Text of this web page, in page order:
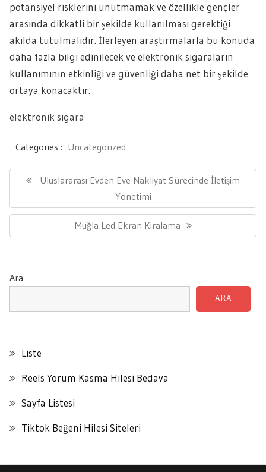
potansiyel risklerini unutmamak ve özellikle gençler
arasında dikkatli bir şekilde kullanılması gerektiği
akılda tutulmalıdır. İlerleyen araştırmalarla bu konuda
daha fazla bilgi edinilecek ve elektronik sigaraların
kullanımının etkinliği ve güvenliği daha net bir şekilde
ortaya konacaktır.
elektronik sigara
Categories : Uncategorized
gezinmesiPrevious
Uluslararası Evden Eve Nakliyat Sürecinde İletişim
Yönetimi
Next
Post:
Muğla Led Ekran Kiralama
Ara
ARA
Liste
Reels Yorum Kasma Hilesi Bedava
Sayfa Listesi
Tiktok Beğeni Hilesi Siteleri